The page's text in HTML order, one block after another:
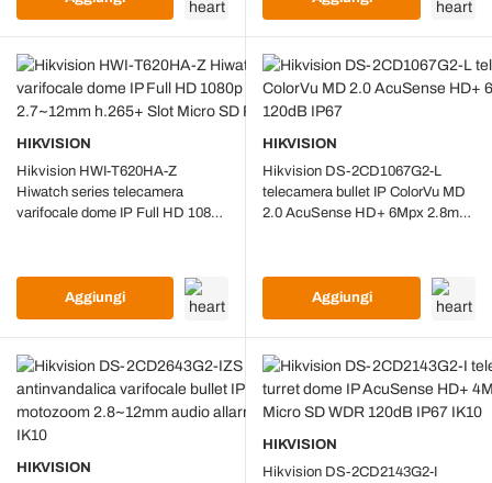
HIKVISION
Hikvision HWI-T620HA-Z
Hiwatch series telecamera
varifocale dome IP Full HD 1080p
Aggiungi
HIKVISION
Hikvision DS-2CD1067G2-L
telecamera bullet IP ColorVu MD
2.0 AcuSense HD+ 6Mpx 2.8mm
Aggiungi
HIKVISION
HIKVISION
Hikvision DS-2CD2143G2-I